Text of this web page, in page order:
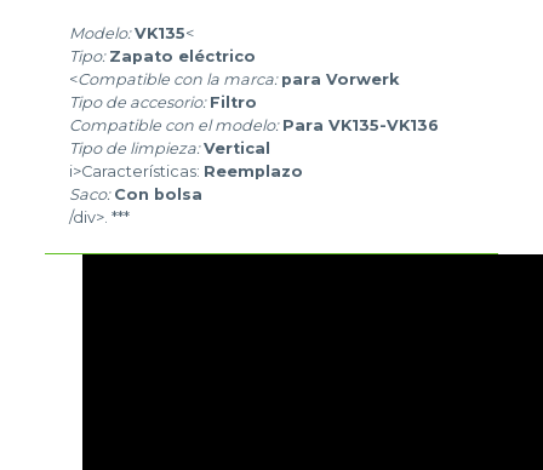
Modelo: VK135<
Tipo: Zapato eléctrico
<Compatible con la marca: para Vorwerk
Tipo de accesorio: Filtro
Compatible con el modelo: Para VK135-VK136
Tipo de limpieza: Vertical
i>Características: Reemplazo
Saco: Con bolsa
/div>. ***